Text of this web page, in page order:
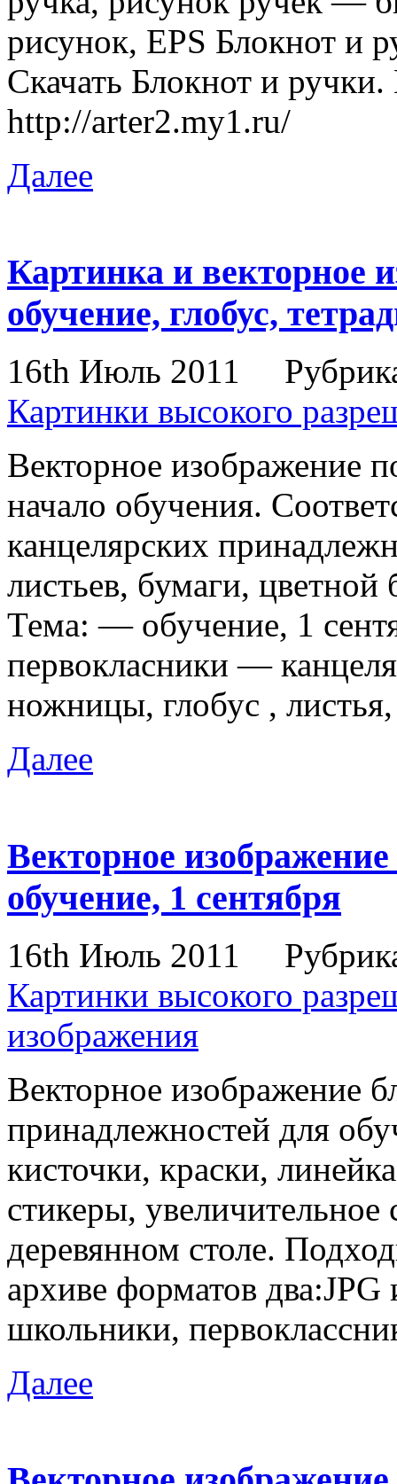
рисунок, EPS Блокнот и
Скачать Блокнот и
http://arter2.my1.ru/
Далее
Картинка и векторное
обучение, глобус,
16th Июль 2011
Картинки высокого
Векторное изображение
начало обучения.
канцелярских
листьев, бумаги,
Тема: — обучение, 1
первокласники —
ножницы, глобус ,
Далее
Векторное
обучение, 1 сентября
16th Июль 2011
Картинки высокого
изображения
Векторное изображение
принадлежностей для
кисточки, краски,
стикеры,
деревянном столе.
архиве форматов
школьники,
Далее